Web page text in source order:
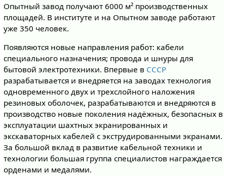
Опытный завод получают 6000 м² производственных
площадей. В институте и на Опытном заводе работают
уже 350 человек.
Появляются новые направления работ: кабели
специального назначения; провода и шнуры для
бытовой электротехники. Впервые в СССР
разрабатывается и внедряется на заводах технология
одновременного двух и трехслойного наложения
резиновых оболочек, разрабатываются и внедряются в
производство новые поколения надёжных, безопасных в
эксплуатации шахтных экранированных и
экскаваторных кабелей с экструдированными экранами.
За большой вклад в развитие кабельной техники и
технологии большая группа специалистов награждается
орденами и медалями.